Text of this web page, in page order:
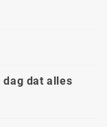
dag dat alles